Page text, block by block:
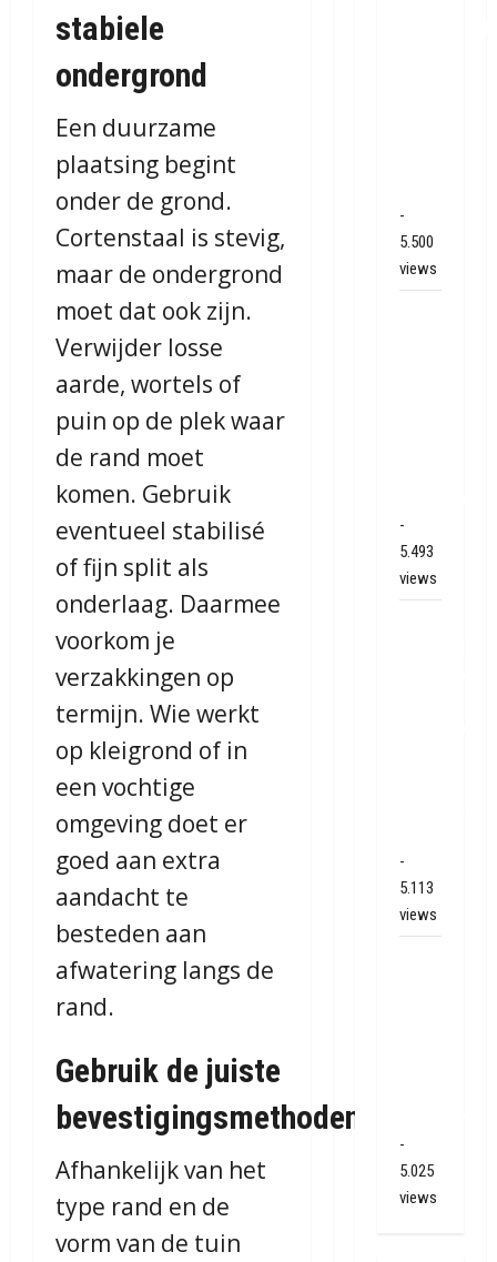
stabiele
ondergrond
Een duurzame
plaatsing begint
onder de grond.
Cortenstaal is stevig,
maar de ondergrond
moet dat ook zijn.
Verwijder losse
aarde, wortels of
puin op de plek waar
de rand moet
komen. Gebruik
eventueel stabilisé
of fijn split als
onderlaag. Daarmee
voorkom je
verzakkingen op
termijn. Wie werkt
op kleigrond of in
een vochtige
omgeving doet er
goed aan extra
aandacht te
besteden aan
afwatering langs de
rand.
Gebruik de juiste
bevestigingsmethoden
Afhankelijk van het
type rand en de
vorm van de tuin
-
5.500
views
-
5.493
views
-
5.113
views
-
5.025
views